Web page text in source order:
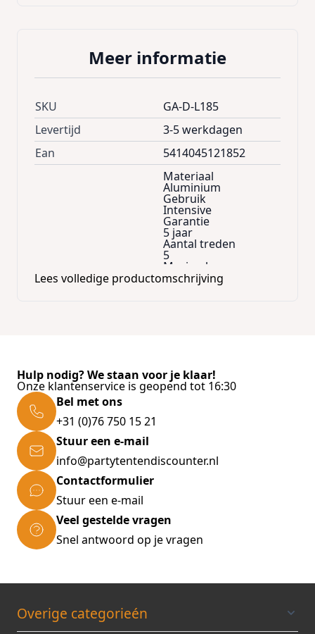
Meer informatie
SKU
GA-D-L185
Levertijd
3-5 werkdagen
Ean
5414045121852
Materiaal
Aluminium
Gebruik
Intensive
Garantie
5 jaar
Aantal treden
5
Maximale
draagkracht
Breedte verpakking
12
Hoogte platform
Werkhoogte
3-apr
Lees volledige productomschrijving
Hulp nodig? We staan voor je klaar!
Onze klantenservice is geopend tot 16:30
Bel met ons
+31 (0)76 750 15 21
Stuur een e-mail
info@partytentendiscounter.nl
Contactformulier
Stuur een e-mail
Veel gestelde vragen
Snel antwoord op je vragen
Overige categorieén